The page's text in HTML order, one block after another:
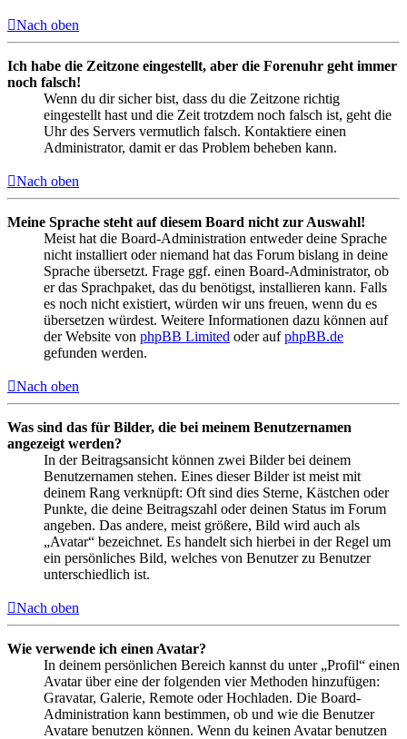
Nach oben
Ich habe die Zeitzone eingestellt, aber die Forenuhr geht immer
noch falsch!
Wenn du dir sicher bist, dass du die Zeitzone richtig
eingestellt hast und die Zeit trotzdem noch falsch ist, geht die
Uhr des Servers vermutlich falsch. Kontaktiere einen
Administrator, damit er das Problem beheben kann.
Nach oben
Meine Sprache steht auf diesem Board nicht zur Auswahl!
Meist hat die Board-Administration entweder deine Sprache
nicht installiert oder niemand hat das Forum bislang in deine
Sprache übersetzt. Frage ggf. einen Board-Administrator, ob
er das Sprachpaket, das du benötigst, installieren kann. Falls
es noch nicht existiert, würden wir uns freuen, wenn du es
übersetzen würdest. Weitere Informationen dazu können auf
der Website von phpBB Limited oder aufphpBB.de
gefunden werden.
Nach oben
Was sind das für Bilder, die bei meinem Benutzernamen
angezeigt werden?
In der Beitragsansicht können zwei Bilder bei deinem
Benutzernamen stehen. Eines dieser Bilder ist meist mit
deinem Rang verknüpft: Oft sind dies Sterne, Kästchen oder
Punkte, die deine Beitragszahl oder deinen Status im Forum
angeben. Das andere, meist größere, Bild wird auch als
„Avatar“ bezeichnet. Es handelt sich hierbei in der Regel um
ein persönliches Bild, welches von Benutzer zu Benutzer
unterschiedlich ist.
Nach oben
Wie verwende ich einen Avatar?
In deinem persönlichen Bereich kannst du unter „Profil“ einen
Avatar über eine der folgenden vier Methoden hinzufügen:
Gravatar, Galerie, Remote oder Hochladen. Die Board-
Administration kann bestimmen, ob und wie die Benutzer
Avatare benutzen können. Wenn du keinen Avatar benutzen